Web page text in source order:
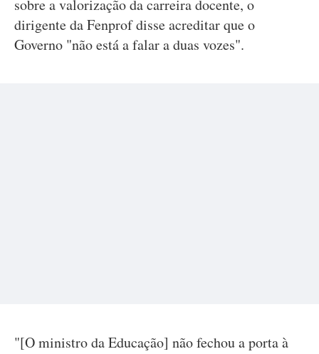
sobre a valorização da carreira docente, o
dirigente da Fenprof disse acreditar que o
Governo "não está a falar a duas vozes".
"[O ministro da Educação] não fechou a porta à